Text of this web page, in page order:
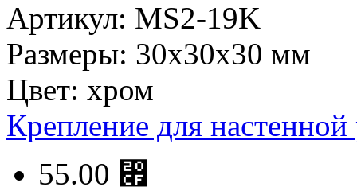
Артикул: MS2-19K
Размеры: 30х30х30 мм
Цвет: хром
Крепление для
55.00 ⃏